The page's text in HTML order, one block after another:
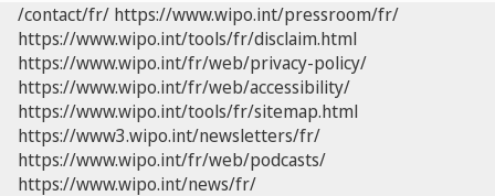
/contact/fr/ https://www.wipo.int/pressroom/fr/
https://www.wipo.int/tools/fr/disclaim.html
https://www.wipo.int/fr/web/privacy-policy/
https://www.wipo.int/fr/web/accessibility/
https://www.wipo.int/tools/fr/sitemap.html
https://www3.wipo.int/newsletters/fr/
https://www.wipo.int/fr/web/podcasts/
https://www.wipo.int/news/fr/